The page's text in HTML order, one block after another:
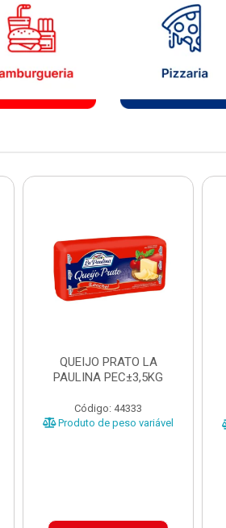
QUEIJO PRATO LA
PAULINA PEC±3,5KG
Código: 44333
Produto de peso variável